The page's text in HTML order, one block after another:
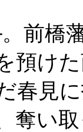
前橋
預け
春見
奪い